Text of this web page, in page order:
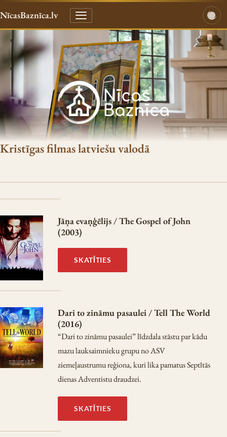
NīcasBaznīca.lv
Kristīgas filmas latviešu valodā
Jāņa evaņģēlijs / The Gospel of John
(2003)
SKATĪTIES
Dari to zināmu pasaulei / Tell The World
(2016)
“Dari to zināmu pasaulei” līdzdala stāstu par kādu
mazu lauksaimnieku grupu no ASV
ziemeļaustrumu reģiona, kuri lika pamatus Septītās
dienas Adventistu draudzei.
SKATĪTIES